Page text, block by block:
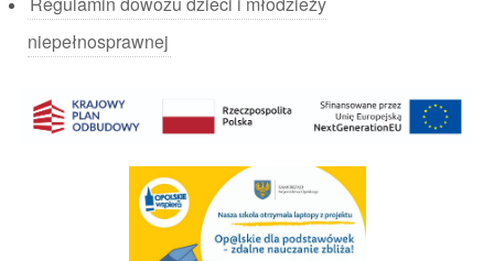
niepełnosprawnej